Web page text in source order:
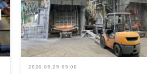
2026.05.29 05:00